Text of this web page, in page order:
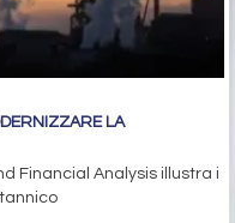
LA
Financial Analysis illustra i